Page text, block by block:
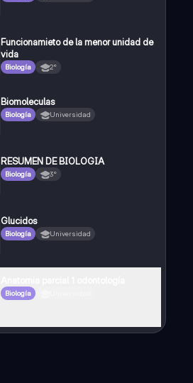
Funcionamieto de la menor unidad de
vida
Biología 2°
Biomoleculas
Biología Universidad
RESUMEN DE BIOLOGIA
Biología 3°
Glucidos
Biología Universidad
Biología